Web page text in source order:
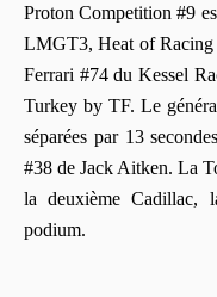
Proton Competition #9
LMGT3, Heat of Racing
Ferrari #74 du Kessel
Turkey by TF. Le
séparées par 13
#38 de Jack Aitken. La
la deuxième Cadillac,
podium.